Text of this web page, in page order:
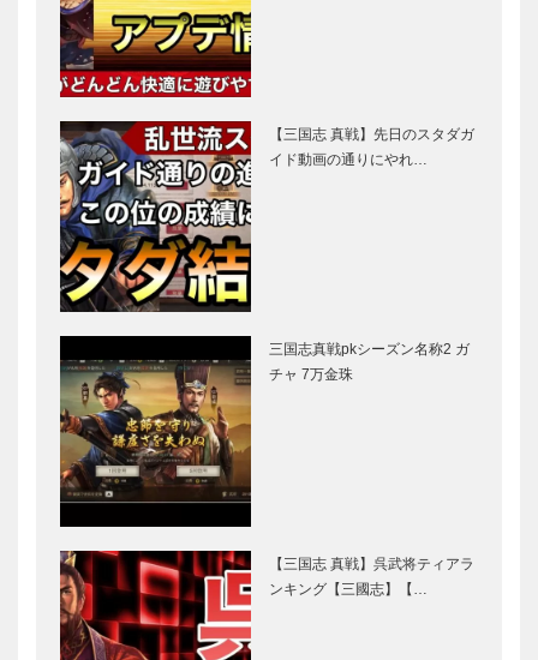
【三国志 真戦】先日のスタダガ
イド動画の通りにやれ…
三国志真戦pkシーズン名称2 ガ
チャ 7万金珠
【三国志 真戦】呉武将ティアラ
ンキング【三國志】【…